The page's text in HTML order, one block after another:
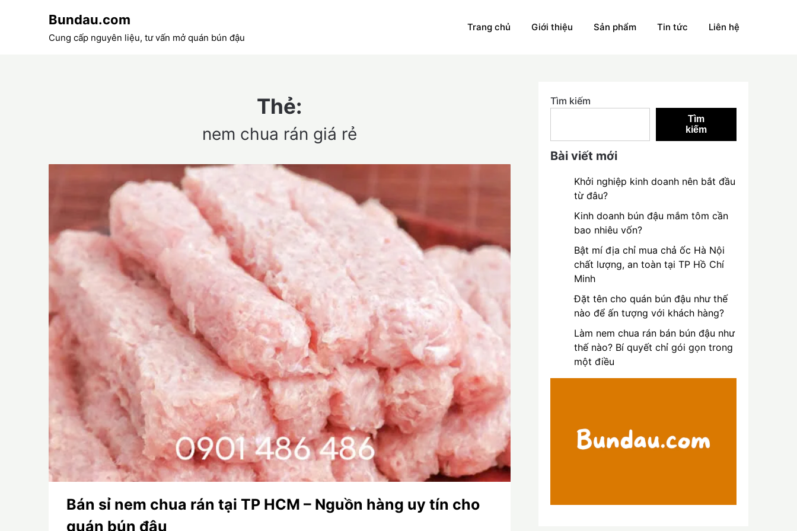
Bundau.com
Cung cấp nguyên liệu, tư vấn mở quán bún đậu
Trang chủ Giới thiệu Sản phẩm Tin tức Liên hệ
Thẻ:
nem chua rán giá rẻ
Bán sỉ nem chua rán tại TP HCM – Nguồn hàng uy tín cho
quán bún đậu
Tìm kiếm
Tìm
kiếm
Bài viết mới
Khởi nghiệp kinh doanh nên bắt đầu
từ đâu?
Kinh doanh bún đậu mắm tôm cần
bao nhiêu vốn?
Bật mí địa chỉ mua chả ốc Hà Nội
chất lượng, an toàn tại TP Hồ Chí
Minh
Đặt tên cho quán bún đậu như thế
nào để ấn tượng với khách hàng?
Làm nem chua rán bán bún đậu như
thế nào? Bí quyết chỉ gói gọn trong
một điều